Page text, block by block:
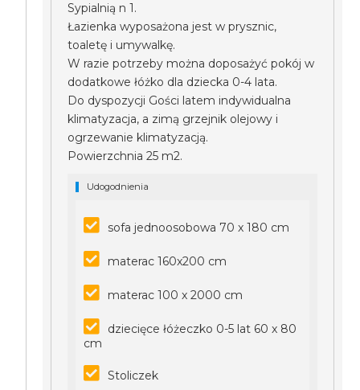
Sypialnią n 1.
Łazienka wyposażona jest w prysznic,
toaletę i umywalkę.
W razie potrzeby można doposażyć pokój w
dodatkowe łóżko dla dziecka 0-4 lata.
Do dyspozycji Gości latem indywidualna
klimatyzacja, a zimą grzejnik olejowy i
ogrzewanie klimatyzacją.
Powierzchnia 25 m2.
Udogodnienia
sofa jednoosobowa 70 x 180 cm
materac 160x200 cm
materac 100 x 2000 cm
dziecięce łóżeczko 0-5 lat 60 x 80
cm
Stoliczek